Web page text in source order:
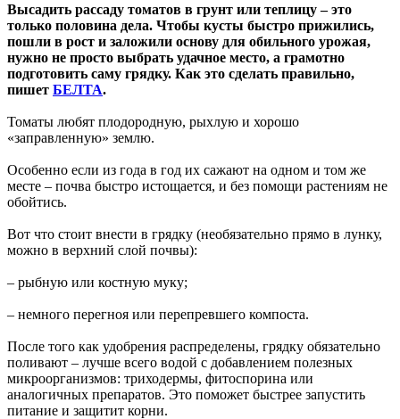
Высадить рассаду томатов в грунт или теплицу – это
только половина дела. Чтобы кусты быстро прижились,
пошли в рост и заложили основу для обильного урожая,
нужно не просто выбрать удачное место, а грамотно
подготовить саму грядку. Как это сделать правильно,
пишет БЕЛТА.
Томаты любят плодородную, рыхлую и хорошо
«заправленную» землю.
Особенно если из года в год их сажают на одном и том же
месте – почва быстро истощается, и без помощи растениям не
обойтись.
Вот что стоит внести в грядку (необязательно прямо в лунку,
можно в верхний слой почвы):
– рыбную или костную муку;
– немного перегноя или перепревшего компоста.
После того как удобрения распределены, грядку обязательно
поливают – лучше всего водой с добавлением полезных
микроорганизмов: триходермы, фитоспорина или
аналогичных препаратов. Это поможет быстрее запустить
питание и защитит корни.